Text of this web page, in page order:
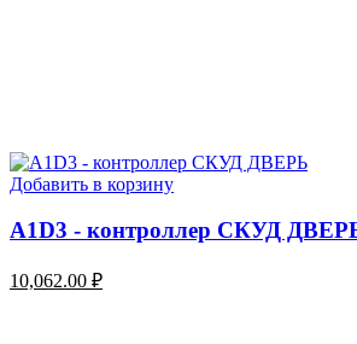
Добавить в корзину
A1D3 - контроллер СКУД
10,062.00 ₽